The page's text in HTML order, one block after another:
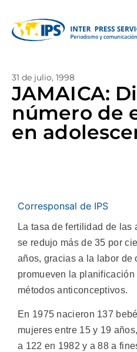
31 de julio, 1998
JAMAICA:
número de
en
Corresponsal de IPS
La tasa de fertilidad de las
se redujo más de 35 por
años, gracias a la labor de
promueven la
métodos anticonceptivos.
En 1975 nacieron 137
mujeres entre 15 y 19
a 122 en 1982 y a 88 a